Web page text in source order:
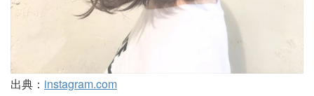
出典： instagram.com